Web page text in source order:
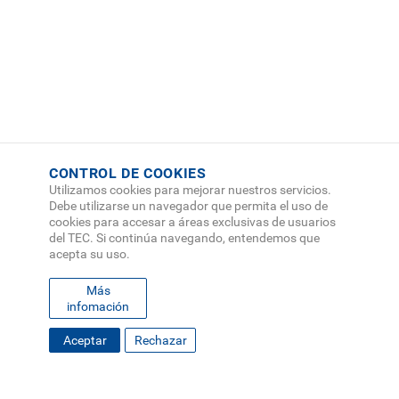
CONTROL DE COOKIES
Utilizamos cookies para mejorar nuestros servicios.
Debe utilizarse un navegador que permita el uso de
cookies para accesar a áreas exclusivas de usuarios
del TEC. Si continúa navegando, entendemos que
acepta su uso.
Más
infomación
Aceptar Rechazar